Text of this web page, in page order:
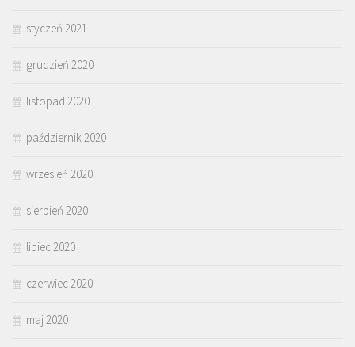
styczeń 2021
grudzień 2020
listopad 2020
październik 2020
wrzesień 2020
sierpień 2020
lipiec 2020
czerwiec 2020
maj 2020